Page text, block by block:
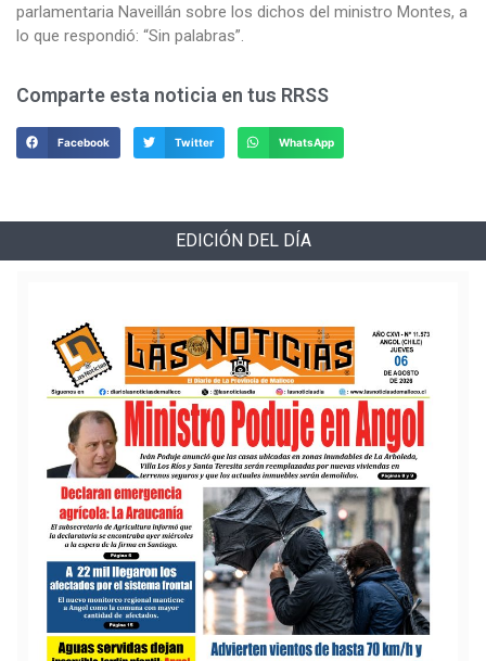
parlamentaria Naveillán sobre los dichos del ministro Montes, a
lo que respondió: “Sin palabras”.
Comparte esta noticia en tus RRSS
Facebook Twitter WhatsApp
EDICIÓN DEL DÍA